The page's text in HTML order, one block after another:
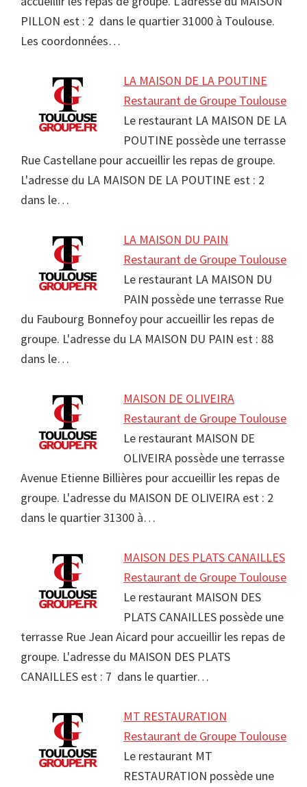
PILLON est : 2 dans le quartier 31000 à Toulouse.
Les coordonnées…
LA MAISON DE LA POUTINE
Restaurant de Groupe Toulouse
Le restaurant LA MAISON DE LA
POUTINE possède une terrasse
Rue Castellane pour accueillir les repas de groupe.
L'adresse du LA MAISON DE LA POUTINE est : 2
dans le…
LA MAISON DU PAIN
Restaurant de Groupe Toulouse
Le restaurant LA MAISON DU
PAIN possède une terrasse Rue
du Faubourg Bonnefoy pour accueillir les repas de
groupe. L'adresse du LA MAISON DU PAIN est : 88
dans le…
MAISON DE OLIVEIRA
Restaurant de Groupe Toulouse
Le restaurant MAISON DE
OLIVEIRA possède une terrasse
Avenue Etienne Billières pour accueillir les repas de
groupe. L'adresse du MAISON DE OLIVEIRA est : 2
dans le quartier 31300 à…
MAISON DES PLATS CANAILLES
Restaurant de Groupe Toulouse
Le restaurant MAISON DES
PLATS CANAILLES possède une
terrasse Rue Jean Aicard pour accueillir les repas de
groupe. L'adresse du MAISON DES PLATS
CANAILLES est : 7 dans le quartier…
MT RESTAURATION
Restaurant de Groupe Toulouse
Le restaurant MT
RESTAURATION possède une